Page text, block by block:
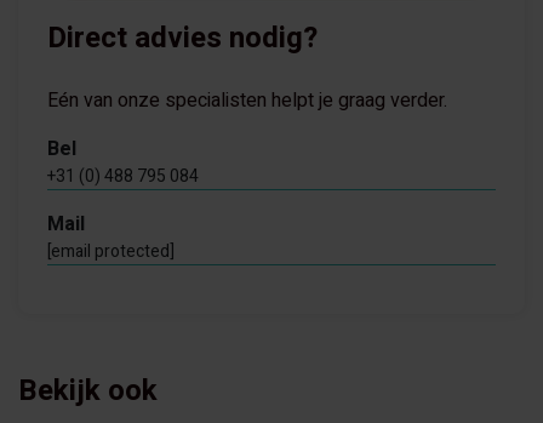
Direct advies nodig?
Eén van onze specialisten helpt je graag verder.
Bel
+31 (0) 488 795 084
Mail
[email protected]
Bekijk ook